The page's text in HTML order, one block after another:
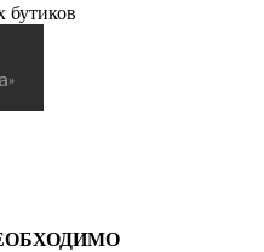
бутиков